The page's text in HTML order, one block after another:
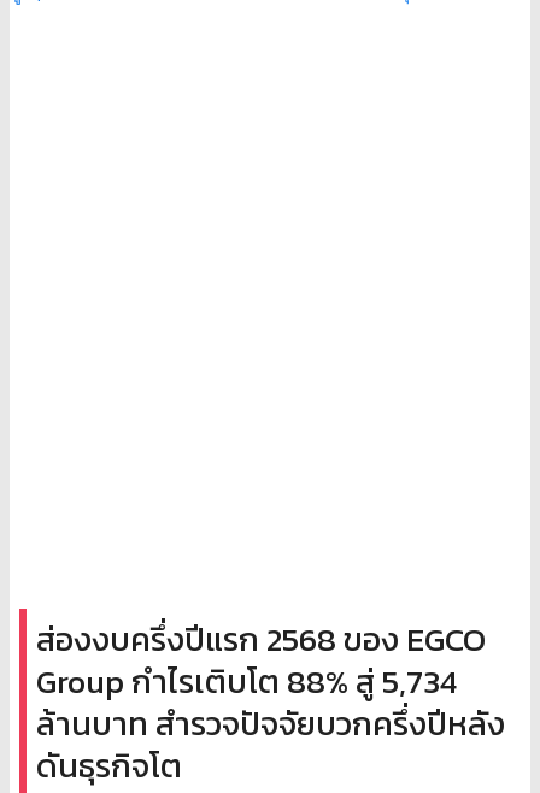
ส่องงบครึ่งปีแรก 2568 ของ EGCO
Group กำไรเติบโต 88% สู่ 5,734
ล้านบาท สำรวจปัจจัยบวกครึ่งปีหลัง
ดันธุรกิจโต